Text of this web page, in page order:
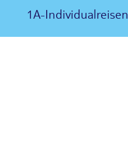
1A-Individualreisen